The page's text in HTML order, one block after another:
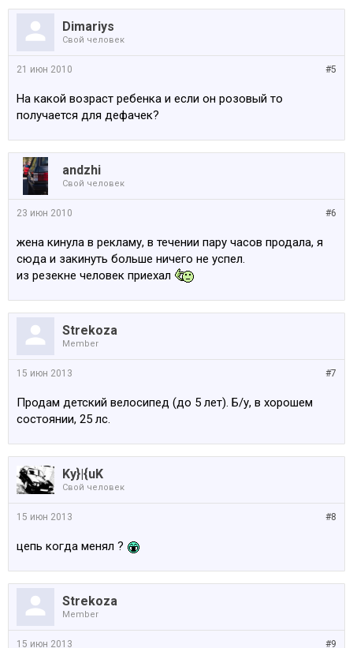
Dimariys
Свой человек
#5
21 июн 2010
На какой возраст ребенка и если он розовый то
получается для дефачек?
аndzhi
Свой человек
#6
23 июн 2010
жена кинула в рекламу, в течении пару часов продала, я
сюда и закинуть больше ничего не успел.
из резекне человек приехал
Strekoza
Member
#7
15 июн 2013
Продам детский велосипед (до 5 лет). Б/у, в хорошем
состоянии, 25 лс.
Ky}|{uK
Свой человек
#8
15 июн 2013
цепь когда менял ?
Strekoza
Member
#9
15 июн 2013